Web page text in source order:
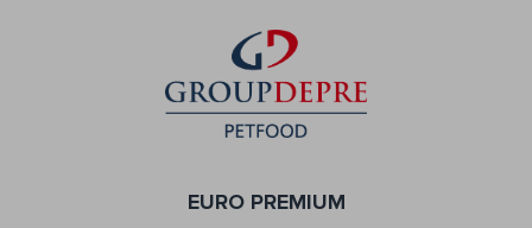
EURO PREMIUM